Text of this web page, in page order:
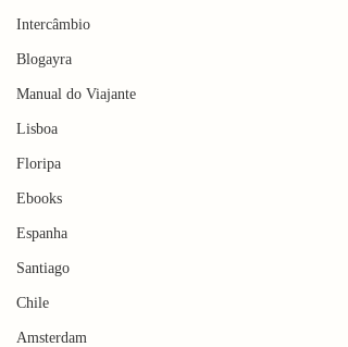
Intercâmbio
Blogayra
Manual do Viajante
Lisboa
Floripa
Ebooks
Espanha
Santiago
Chile
Amsterdam